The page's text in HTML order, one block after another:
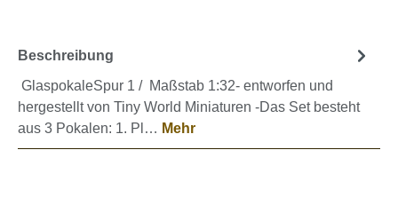
Beschreibung
GlaspokaleSpur 1 / Maßstab 1:32- entworfen und
hergestellt von Tiny World Miniaturen -Das Set besteht
aus 3 Pokalen: 1. Pl… Mehr